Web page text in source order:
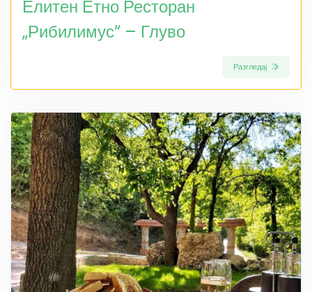
Елитен Етно Ресторан
„Рибилимус“ – Глуво
Разгледај